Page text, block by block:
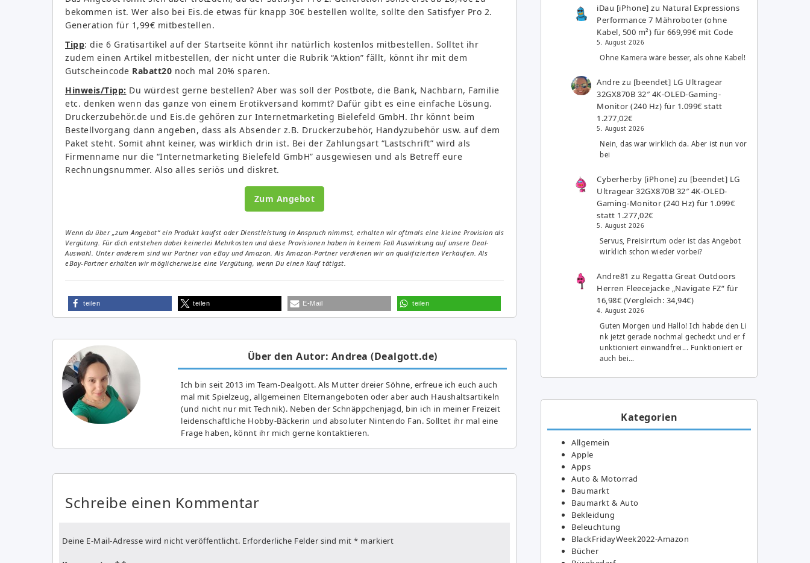
bekommen ist. Wer also bei Eis.de etwas für knapp 30€ bestellen wollte, sollte den Satisfyer Pro 2.
Generation für 1,99€ mitbestellen.
Tipp: die 6 Gratisartikel auf der Startseite könnt ihr natürlich kostenlos mitbestellen. Solltet ihr
zudem einen Artikel mitbestellen, der nicht unter die Rubrik “Aktion” fällt, könnt ihr mit dem
Gutscheincode Rabatt20 noch mal 20% sparen.
Hinweis/Tipp: Du würdest gerne bestellen? Aber was soll der Postbote, die Bank, Nachbarn, Familie
etc. denken wenn das ganze von einem Erotikversand kommt? Dafür gibt es eine einfache Lösung.
Druckerzubehör.de und Eis.de gehören zur Internetmarketing Bielefeld GmbH. Ihr könnt beim
Bestellvorgang dann angeben, dass als Absender z.B. Druckerzubehör, Handyzubehör usw. auf dem
Paket steht. Somit ahnt keiner, was wirklich drin ist. Bei der Zahlungsart “Lastschrift” wird als
Firmenname nur die “Internetmarketing Bielefeld GmbH” ausgewiesen und als Betreff eure
Rechnungsnummer. Also alles seriös und diskret.
Zum Angebot
Wenn du über „zum Angebot“ ein Produkt kaufst oder Dienstleistung in Anspruch nimmst, erhalten wir oftmals eine kleine Provision als
Vergütung. Für dich entstehen dabei keinerlei Mehrkosten und diese Provisionen haben in keinem Fall Auswirkung auf unsere Deal-
Auswahl. Unter anderem sind wir Partner von eBay und Amazon. Als Amazon-Partner verdienen wir an qualifizierten Verkäufen. Als
eBay-Partner erhalten wir möglicherweise eine Vergütung, wenn Du einen Kauf tätigst.
teilen teilen E-Mail teilen
Über den Autor: Andrea (Dealgott.de)
Ich bin seit 2013 im Team-Dealgott. Als Mutter dreier Söhne, erfreue ich euch auch
mal mit Spielzeug, allgemeinen Elternangeboten oder aber auch Haushaltsartikeln
(und nicht nur mit Technik). Neben der Schnäppchenjagd, bin ich in meiner Freizeit
leidenschaftliche Hobby-Bäckerin und absoluter Nintendo Fan. Solltet ihr mal eine
Frage haben, könnt ihr mich gerne kontaktieren.
Schreibe einen Kommentar
Deine E-Mail-Adresse wird nicht veröffentlicht. Erforderliche Felder sind mit * markiert
iDau [iPhone] zu Natural Expressions
Performance 7 Mähroboter (ohne
Kabel, 500 m²) für 669,99€ mit Code
5. August 2026
Ohne Kamera wäre besser, als ohne Kabel!
Andre zu [beendet] LG Ultragear
32GX870B 32″ 4K-OLED-Gaming-
Monitor (240 Hz) für 1.099€ statt
1.277,02€
5. August 2026
Nein, das war wirklich da. Aber ist nun vor
bei
Cyberherby [iPhone] zu [beendet] LG
Ultragear 32GX870B 32″ 4K-OLED-
Gaming-Monitor (240 Hz) für 1.099€
statt 1.277,02€
5. August 2026
Servus, Preisirrtum oder ist das Angebot
wirklich schon wieder vorbei?
Andre81 zu Regatta Great Outdoors
Herren Fleecejacke „Navigate FZ“ für
16,98€ (Vergleich: 34,94€)
4. August 2026
Guten Morgen und Hallo! Ich habde den Li
nk jetzt gerade nochmal gecheckt und er f
unktioniert einwandfrei... Funktioniert er
auch bei…
Kategorien
Allgemein
Apple
Apps
Auto & Motorrad
Baumarkt
Baumarkt & Auto
Bekleidung
Beleuchtung
BlackFridayWeek2022-Amazon
Bücher